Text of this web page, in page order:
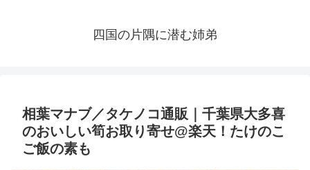
四国の片隅に潜む姉弟
相葉マナブ／タケノコ通販｜千葉県大多喜
のおいしい筍お取り寄せ@楽天！たけのこ
ご飯の素も